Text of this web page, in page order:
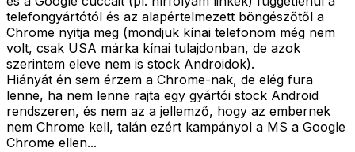
telefongyártótól és az alapértelmezett böngészőtől a
Chrome nyitja meg (mondjuk kínai telefonom még nem
volt, csak USA márka kínai tulajdonban, de azok
szerintem eleve nem is stock Androidok).
Hiányát én sem érzem a Chrome-nak, de elég fura
lenne, ha nem lenne rajta egy gyártói stock Android
rendszeren, és nem az a jellemző, hogy az embernek
nem Chrome kell, talán ezért kampányol a MS a Google
Chrome ellen...